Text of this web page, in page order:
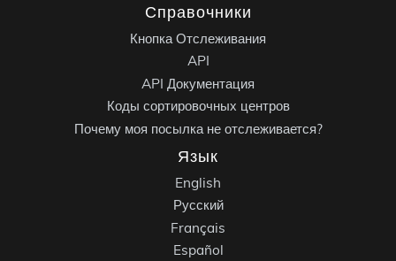
Справочники
Кнопка Отслеживания
API
API Документация
Коды сортировочных центров
Почему моя посылка не отслеживается?
Язык
English
Русский
Français
Español